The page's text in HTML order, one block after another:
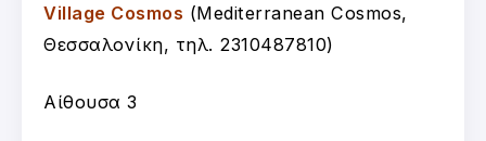
Village Cosmos (Mediterranean Cosmos,
Θεσσαλονίκη, τηλ. 2310487810)
Αίθουσα 3